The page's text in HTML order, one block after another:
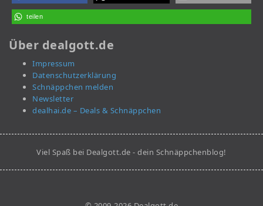
teilen
Über dealgott.de
Impressum
Datenschutzerklärung
Schnäppchen melden
Newsletter
dealhai.de – Deals & Schnäppchen
Viel Spaß bei Dealgott.de - dein Schnäppchenblog!